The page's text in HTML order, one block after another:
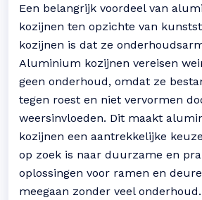
Een belangrijk voordeel van
kozijnen ten opzichte van
kozijnen is dat ze
Aluminium kozijnen vereisen
geen onderhoud, omdat ze
tegen roest en niet vervormen
weersinvloeden. Dit maakt
kozijnen een aantrekkelijke
op zoek is naar duurzame en
oplossingen voor ramen en
meegaan zonder veel onderhoud.